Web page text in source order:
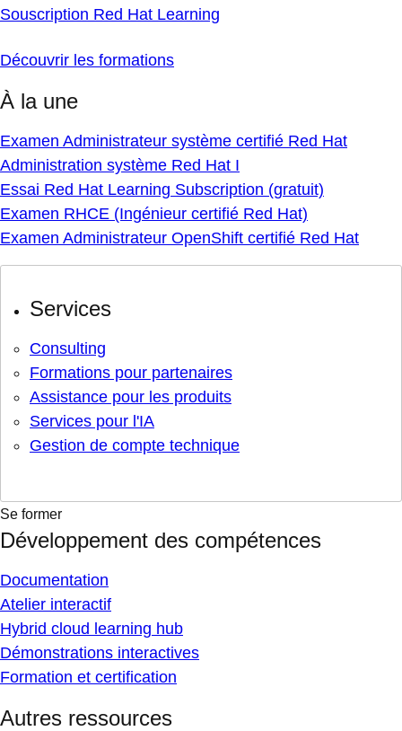
Souscription Red Hat Learning
Découvrir les formations
À la une
Examen Administrateur système certifié Red Hat
Administration système Red Hat I
Essai Red Hat Learning Subscription (gratuit)
Examen RHCE (Ingénieur certifié Red Hat)
Examen Administrateur OpenShift certifié Red Hat
Services
Consulting
Formations pour partenaires
Assistance pour les produits
Services pour l'IA
Gestion de compte technique
Se former
Développement des compétences
Documentation
Atelier interactif
Hybrid cloud learning hub
Démonstrations interactives
Formation et certification
Autres ressources